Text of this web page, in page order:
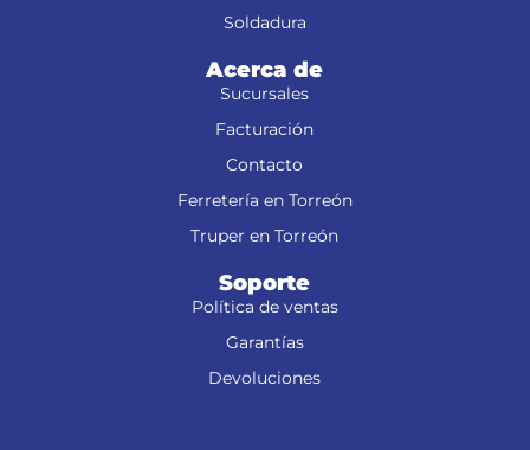
Soldadura
Acerca de
Sucursales
Facturación
Contacto
Ferretería en Torreón
Truper en Torreón
Soporte
Política de ventas
Garantías
Devoluciones